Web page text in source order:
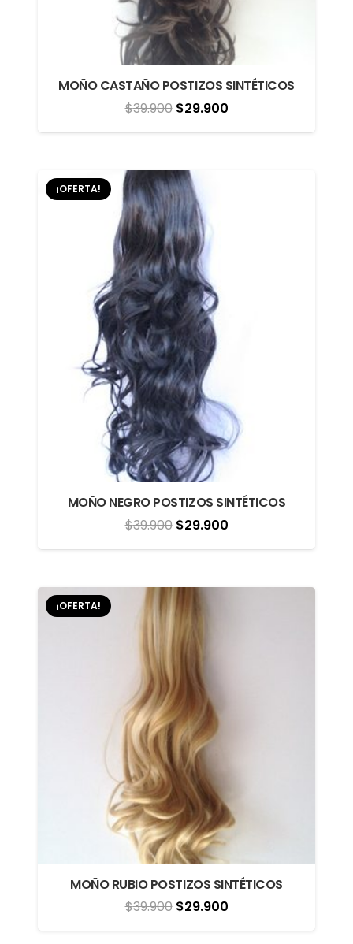
MOÑO CASTAÑO POSTIZOS SINTÉTICOS
$39.900 El
precio
era:
$39.900.
$29.900El
precio
¡OFERTA!
MOÑO NEGRO POSTIZOS SINTÉTICOS
$39.900 El
precio
era:
$39.900.
$29.900El
precio
es:
¡OFERTA!
MOÑO RUBIO POSTIZOS SINTÉTICOS
$39.900 El
precio
$29.900El
precio